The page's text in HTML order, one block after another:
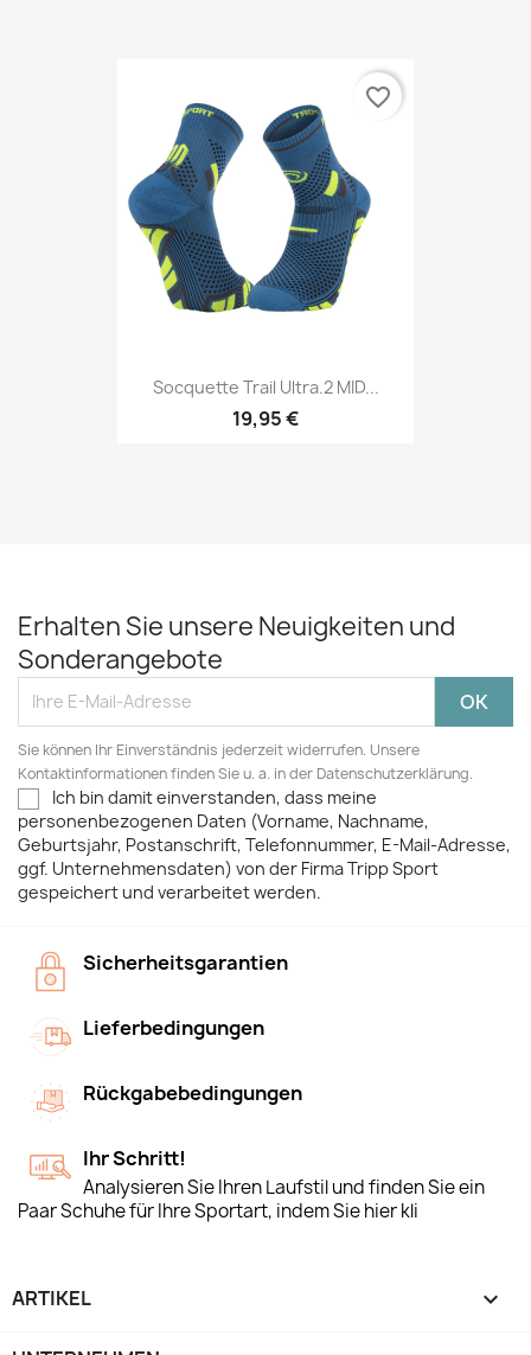
Socquette Trail Ultra.2 MID...
19,95 €
favorite_border
Erhalten Sie unsere Neuigkeiten und
Sonderangebote
Sie können Ihr Einverständnis jederzeit widerrufen. Unsere
Kontaktinformationen finden Sie u. a. in der Datenschutzerklärung.
Ich bin damit einverstanden, dass meine
personenbezogenen Daten (Vorname, Nachname,
Geburtsjahr, Postanschrift, Telefonnummer, E-Mail-Adresse,
ggf. Unternehmensdaten) von der Firma Tripp Sport
gespeichert und verarbeitet werden.
Sicherheitsgarantien
Lieferbedingungen
Rückgabebedingungen
Ihr Schritt!
Analysieren Sie Ihren Laufstil und finden Sie ein
Paar Schuhe für Ihre Sportart, indem Sie hier kli
ARTIKEL 